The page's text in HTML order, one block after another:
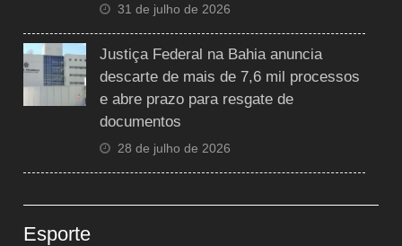
31 de julho de 2026
Justiça Federal na Bahia anuncia
descarte de mais de 7,6 mil processos
e abre prazo para resgate de
documentos
28 de julho de 2026
Esporte